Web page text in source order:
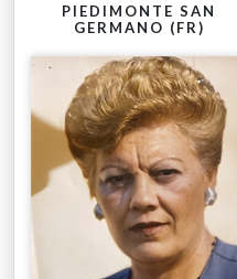
PIEDIMONTE SAN
GERMANO (FR)